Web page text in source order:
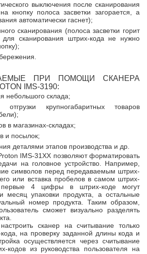
выключения после сканирования
кнопку полоса засветки загорается, а
автоматически гаснет);
сканирования (полоса засветки горит
сканирования штрих-кода не нужно
ПРИ ПОМОЩИ СКАНЕРА
IMS-3190:
небольшого склада;
отгрузки крупногабаритных товаров
в магазинах-складах;
и посылок;
деталями этапов производства и др.
IMS-31XX позволяют форматировать
на головное устройство. Например,
символов перед передаваемым штрих-
или вставка пробелов в самом штрих-
4 цифры в штрих-коде могут
месяц упаковки продукта, а остальные
номер продукта. Таким образом,
сможет визуально разделять
сканер на считывание только
на проверку заданной длины кода и
осуществляется через считывание
кодов из руководства пользователя на